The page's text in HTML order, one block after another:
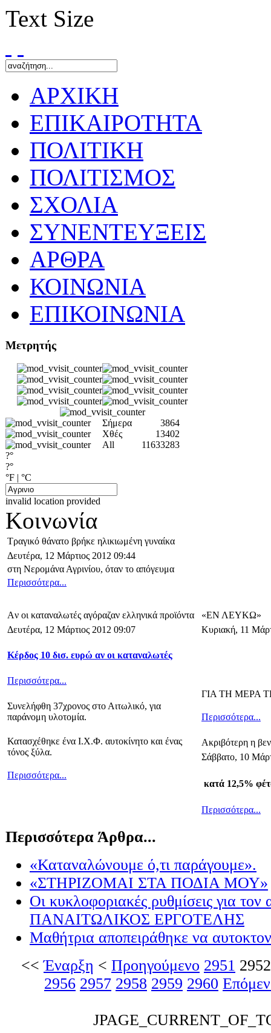
Text Size
ΑΡΧΙΚΗ
ΕΠΙΚΑΙΡΟΤΗΤΑ
ΠΟΛΙΤΙΚΗ
ΠΟΛΙΤΙΣΜΟΣ
ΣΧΟΛΙΑ
ΣΥΝΕΝΤΕΥΞΕΙΣ
ΑΡΘΡΑ
ΚΟΙΝΩΝΙΑ
ΕΠΙΚΟΙΝΩΝΙΑ
Μετρητής
Σήμερα
3864
Χθές
13402
All
11633283
?°
?°
°F | °C
invalid location provided
Κοινωνία
Τραγικό θάνατο βρήκε ηλικιωμένη γυναίκα
Δευτέρα, 12 Μάρτιος 2012 09:44
στη Νερομάνα Αγρινίου, όταν το απόγευμα
Περισσότερα...
Aν οι καταναλωτές αγόραζαν ελληνικά προϊόντα
Δευτέρα, 12 Μάρτιος 2012 09:07
Κέρδος 10 δισ. ευρώ αν οι καταναλωτές
Περισσότερα...
Συνελήφθη 37χρονος στο Αιτωλικό, για
παράνομη υλοτομία.
Κατασχέθηκε ένα Ι.Χ.Φ. αυτοκίνητο και ένας
τόνος ξύλα.
Περισσότερα...
«ΕΝ ΛΕΥΚΩ»
Κυριακή, 11
ΓΙΑ ΤΗ ΜΕΡΑ
Περισσότερα...
Ακριβότερη η
Σάββατο, 10
κατά 12,5%
Περισσότερα...
Περισσότερα Άρθρα...
«Καταναλώνουμε ό,τι παράγουμε».
«ΣΤΗΡΙΖΟΜΑΙ ΣΤΑ ΠΟΔΙΑ ΜΟΥ»
Οι κυκλοφοριακές ρυθμίσεις για τον
ΠΑΝΑΙΤΩΛΙΚΟΣ ΕΡΓΟΤΕΛΗΣ
Μαθήτρια αποπειράθηκε να
<<Έναρξη < Προηγούμενο 2951 2952
2956 2957 2958 2959 2960